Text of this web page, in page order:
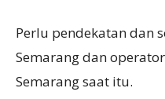
Perlu pendekatan dan
Semarang dan
Semarang saat itu.